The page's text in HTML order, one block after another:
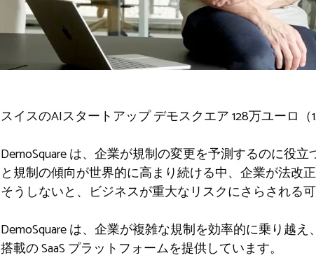
スイスのAIスタートアップデモスクエア128万ユーロ
DemoSquare は、企業が規制の変更を予測するのに役
と規制の傾向が世界的に高まり続ける中、企業が法改
そうしないと、ビジネスが重大なリスクにさらされる
DemoSquare は、企業が複雑な規制を効率的に乗り越
搭載の SaaS プラットフォームを提供しています。